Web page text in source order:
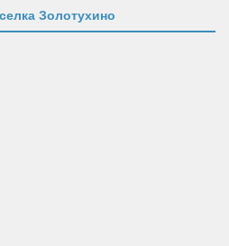
Золотухино